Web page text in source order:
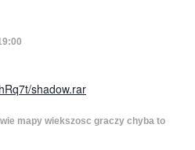
shadow.rar
mapy wiekszosc graczy chyba to